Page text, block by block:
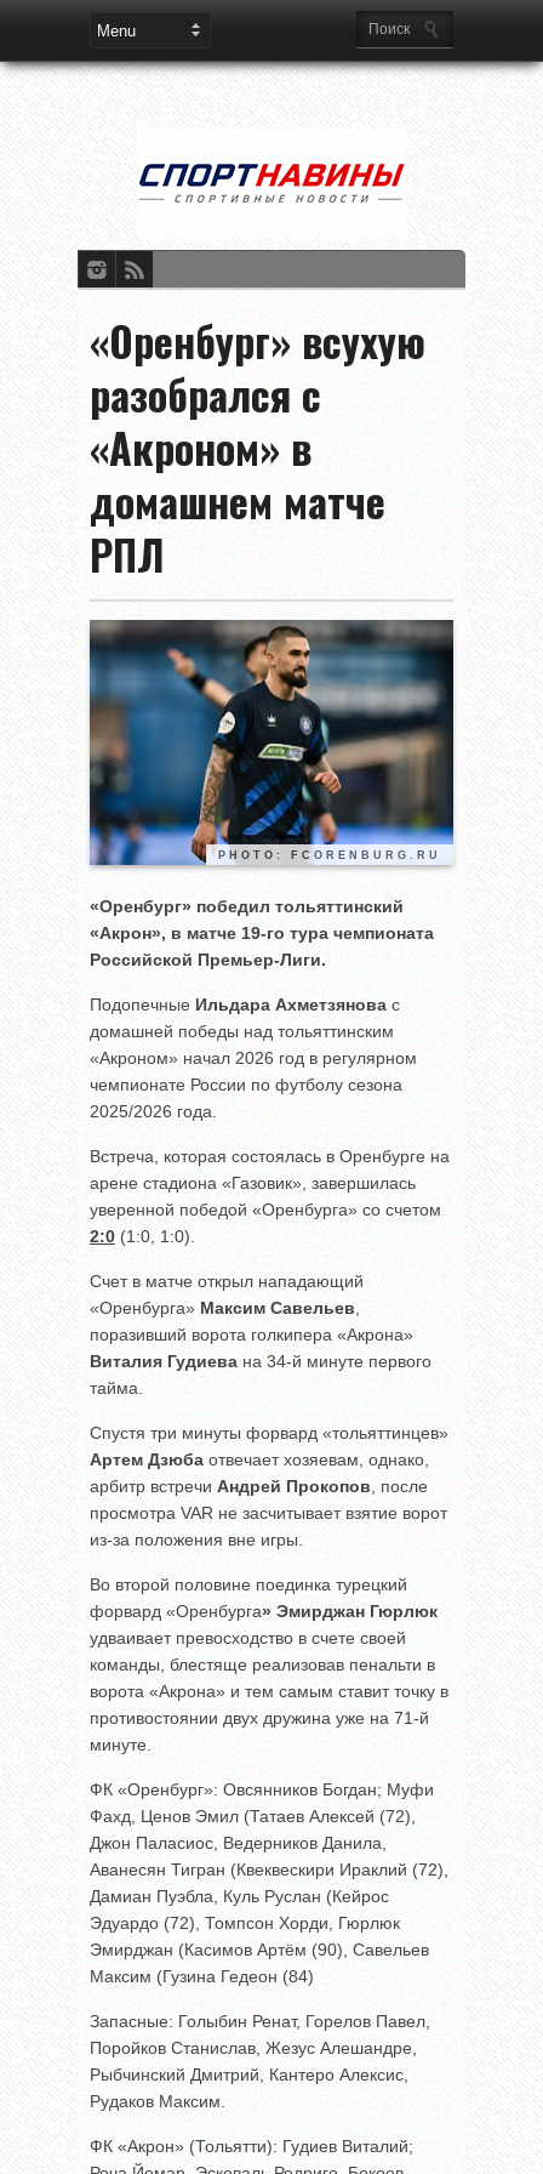
«Оренбург» всухую
разобрался с
«Акроном» в
домашнем матче
РПЛ
PHOTO: FCORENBURG.RU
«Оренбург» победил тольяттинский
«Акрон», в матче 19-го тура чемпионата
Российской Премьер-Лиги.
Подопечные Ильдара Ахметзянова с
домашней победы над тольяттинским
«Акроном» начал 2026 год в регулярном
чемпионате России по футболу сезона
2025/2026 года.
Встреча, которая состоялась в Оренбурге на
арене стадиона «Газовик», завершилась
уверенной победой «Оренбурга» со счетом
2:0 (1:0, 1:0).
Счет в матче открыл нападающий
«Оренбурга» Максим Савельев
поразивший ворота голкипера «Акрона»
Виталия Гудиева на 34-й минуте первого
тайма.
Спустя три минуты форвард «тольяттинцев»
Артем Дзюба отвечает хозяевам, однако,
арбитр встречи Андрей Прокопов , после
просмотра VAR не засчитывает взятие ворот
из-за положения вне игры.
Во второй половине поединка турецкий
форвард «Оренбурга» Эмирджан Гюрлюк
удваивает превосходство в счете своей
команды, блестяще реализовав пенальти в
ворота «Акрона» и тем самым ставит точку в
противостоянии двух дружина уже на 71-й
минуте.
ФК «Оренбург»: Овсянников Богдан; Муфи
Фахд, Ценов Эмил (Татаев Алексей (72),
Джон Паласиос, Ведерников Данила,
Аванесян Тигран (Квеквескири Ираклий (72),
Дамиан Пуэбла, Куль Руслан (Кейрос
Эдуардо (72), Томпсон Хорди, Гюрлюк
Эмирджан (Касимов Артём (90), Савельев
Максим (Гузина Гедеон (84)
Запасные: Голыбин Ренат, Горелов Павел,
Поройков Станислав, Жезус Алешандре,
Рыбчинский Дмитрий, Кантеро Алексис,
Рудаков Максим.
ФК «Акрон» (Тольятти): Гудиев Виталий;